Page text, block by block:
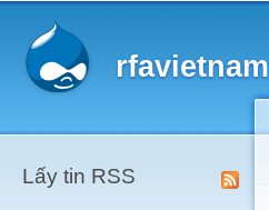
rfavietnam
Lấy tin RSS